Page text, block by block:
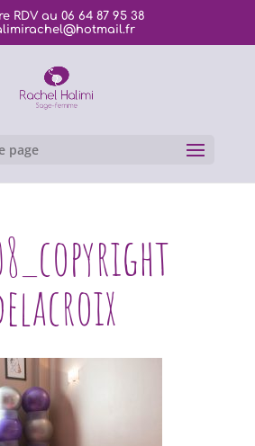
RDV au 06 64 87 95 38
page